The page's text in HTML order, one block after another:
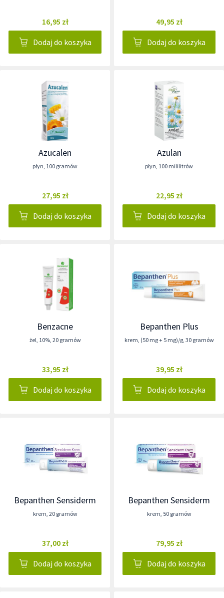
16,95 zł
Dodaj do koszyka
49,95 zł
Dodaj do koszyka
Azucalen
płyn, 100 gramów
27,95 zł
Dodaj do koszyka
Azulan
płyn, 100 mililitrów
22,95 zł
Dodaj do koszyka
Benzacne
żel, 10%, 20 gramów
33,95 zł
Dodaj do koszyka
Bepanthen Plus
krem, (50 mg + 5 mg)/g, 30 gramów
39,95 zł
Dodaj do koszyka
Bepanthen Sensiderm
krem, 20 gramów
37,00 zł
Dodaj do koszyka
Bepanthen Sensiderm
krem, 50 gramów
79,95 zł
Dodaj do koszyka